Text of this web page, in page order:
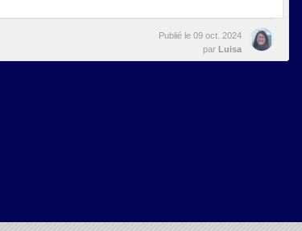
Publié le 09 oct. 2024
par Luisa